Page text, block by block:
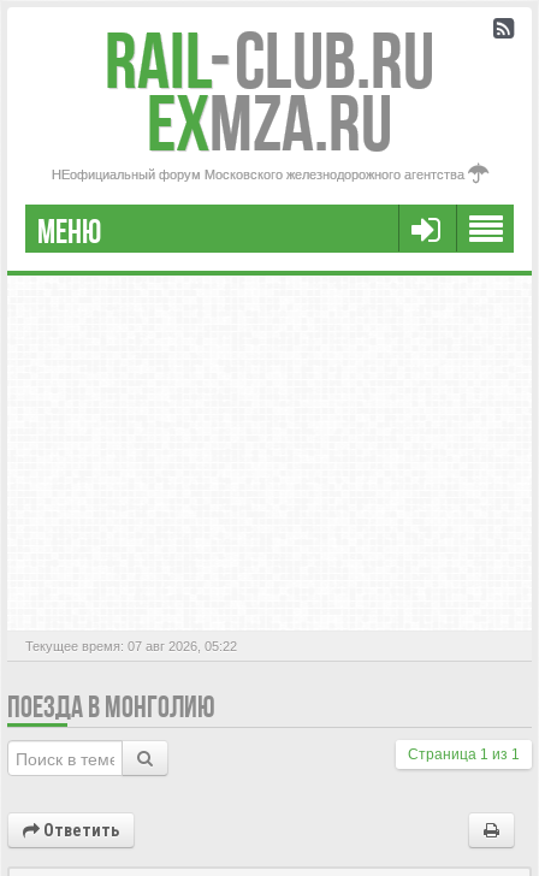
Rail-Club.RU
exMZA.RU
НЕофициальный форум Московского железнодорожного агентства
МЕНЮ
РЕГИСТРАЦИЯ
Текущее время: 07 авг 2026, 05:22
ПОЕЗДА В МОНГОЛИЮ
Страница 1 из 1
Ответить